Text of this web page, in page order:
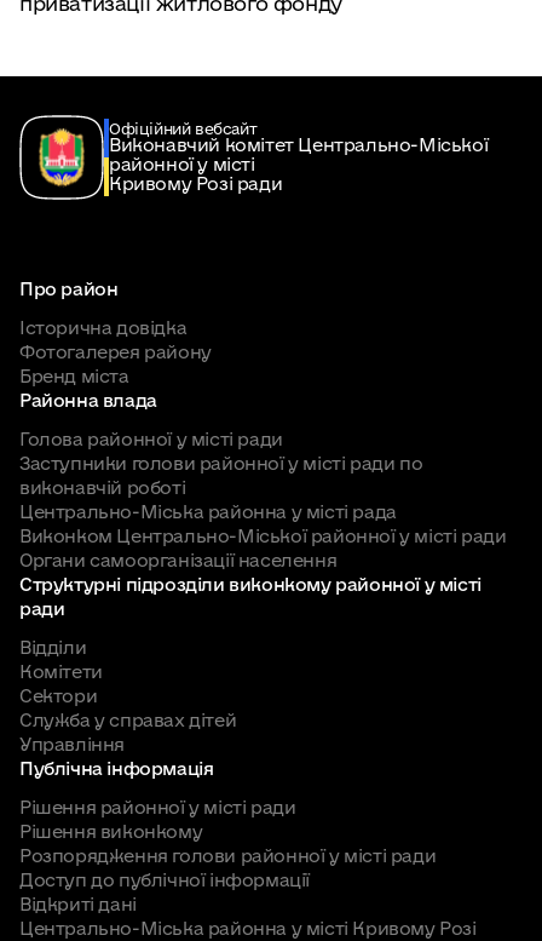
Офіційний вебсайт
Виконавчий комітет Центрально-Міської
районної у місті
Кривому Розі ради
Про район
Історична довідка
Фотогалерея району
Бренд міста
Районна влада
Голова районної у місті ради
Заступники голови районної у місті ради по
виконавчій роботі
Центрально-Міська районна у місті рада
Виконком Центрально-Міської районної у місті ради
Органи самоорганізації населення
Структурні підрозділи виконкому районної у місті
ради
Відділи
Комітети
Сектори
Служба у справах дітей
Управління
Публічна інформація
Рішення районної у місті ради
Рішення виконкому
Розпорядження голови районної у місті ради
Доступ до публічної інформації
Відкриті дані
Центрально-Міська районна у місті Кривому Розі